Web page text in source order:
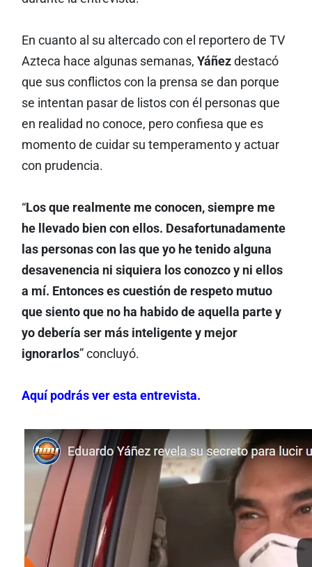
En cuanto al su altercado con el reportero de TV
Azteca hace algunas semanas, Yáñezdestacó
que sus conflictos con la prensa se dan porque
se intentan pasar de listos con él personas que
en realidad no conoce, pero confiesa que es
momento de cuidar su temperamento y actuar
con prudencia.
“Los que realmente me conocen, siempre me
he llevado bien con ellos. Desafortunadamente
las personas con las que yo he tenido alguna
desavenencia ni siquiera los conozco y ni ellos
a mí. Entonces es cuestión de respeto mutuo
que siento que no ha habido de aquella parte y
yo debería ser más inteligente y mejor
ignorarlos” concluyó.
Aquí podrás ver esta entrevista.